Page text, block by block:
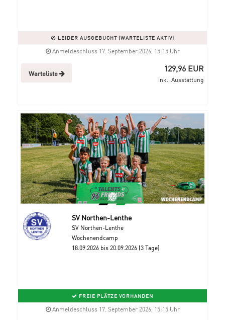
LEIDER AUSGEBUCHT (WARTELISTE AKTIV)
Anmeldeschluss 17. September 2026, 15:15 Uhr
Warteliste 129,96 EUR
inkl. Ausstattung
SV Northen-Lenthe
SV Northen-Lenthe
Wochenendcamp
18.09.2026 bis 20.09.2026 (3 Tage)
FREIE PLÄTZE VORHANDEN
Anmeldeschluss 17. September 2026, 15:15 Uhr